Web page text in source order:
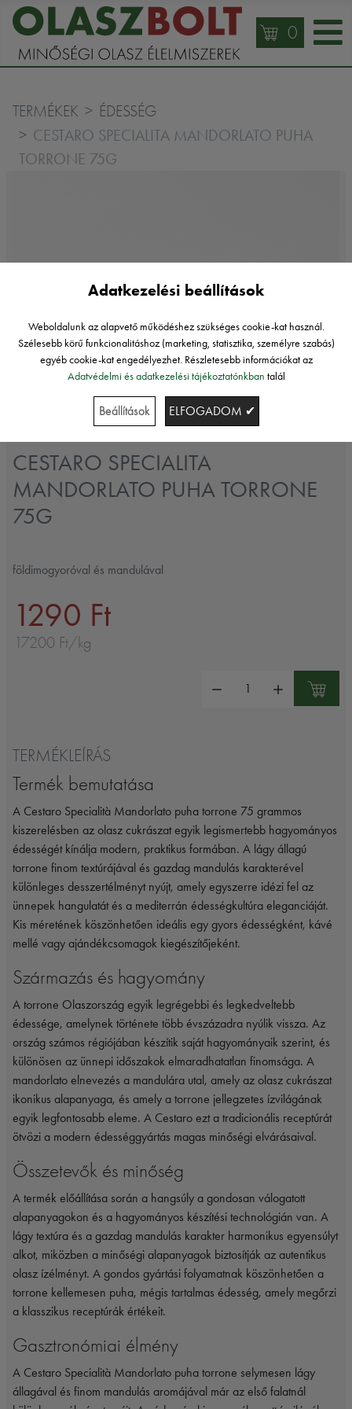
0
TERMÉKEK ÉDESSÉG
CESTARO SPECIALITA MANDORLATO PUHA
TORRONE 75G
CESTARO SPECIALITA
MANDORLATO PUHA TORRONE
75G
földimogyoróval és mandulával
1290 Ft
17200 Ft/kg
TERMÉKLEÍRÁS
Termék bemutatása
A Cestaro Specialità Mandorlato puha torrone 75 grammos
kiszerelésben az olasz cukrászat egyik legismertebb hagyományos
édességét kínálja modern, praktikus formában. A lágy állagú
torrone finom textúrájával és gazdag mandulás karakterével
különleges desszertélményt nyújt, amely egyszerre idézi fel az
ünnepek hangulatát és a mediterrán édességkultúra eleganciáját.
Kis méretének köszönhetően ideális egy gyors édességként, kávé
mellé vagy ajándékcsomagok kiegészítőjeként.
Származás és hagyomány
A torrone Olaszország egyik legrégebbi és legkedveltebb
édessége, amelynek története több évszázadra nyúlik vissza. Az
ország számos régiójában készítik saját hagyományaik szerint, és
különösen az ünnepi időszakok elmaradhatatlan finomsága. A
mandorlato elnevezés a mandulára utal, amely az olasz cukrászat
ikonikus alapanyaga, és amely a torrone jellegzetes ízvilágának
egyik legfontosabb eleme. A Cestaro ezt a tradicionális receptúrát
ötvözi a modern édességgyártás magas minőségi elvárásaival.
Összetevők és minőség
A termék előállítása során a hangsúly a gondosan válogatott
alapanyagokon és a hagyományos készítési technológián van. A
lágy textúra és a gazdag mandulás karakter harmonikus egyensúlyt
alkot, miközben a minőségi alapanyagok biztosítják az autentikus
olasz ízélményt. A gondos gyártási folyamatnak köszönhetően a
torrone kellemesen puha, mégis tartalmas édesség, amely megőrzi
a klasszikus receptúrák értékeit.
Gasztronómiai élmény
A Cestaro Specialità Mandorlato puha torrone selymesen lágy
állagával és finom mandulás aromájával már az első falatnál
Adatkezelési beállítások
Weboldalunk az alapvető működéshez szükséges cookie-kat használ.
Szélesebb körű funkcionalitáshoz (marketing, statisztika, személyre szabás)
egyéb cookie-kat engedélyezhet. Részletesebb információkat az
Adatvédelmi és adatkezelési tájékoztatónkban talál
Beállítások ELFOGADOM ✔